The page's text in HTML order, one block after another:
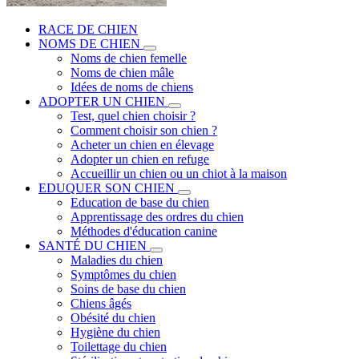
RACE DE CHIEN
NOMS DE CHIEN
Noms de chien femelle
Noms de chien mâle
Idées de noms de chiens
ADOPTER UN CHIEN
Test, quel chien choisir ?
Comment choisir son chien ?
Acheter un chien en élevage
Adopter un chien en refuge
Accueillir un chien ou un chiot à la maison
EDUQUER SON CHIEN
Education de base du chien
Apprentissage des ordres du chien
Méthodes d'éducation canine
SANTÉ DU CHIEN
Maladies du chien
Symptômes du chien
Soins de base du chien
Chiens âgés
Obésité du chien
Hygiène du chien
Toilettage du chien